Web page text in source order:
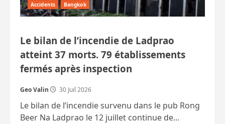
Accidents Bangkok
Le bilan de l’incendie de Ladprao
atteint 37 morts. 79 établissements
fermés après inspection
Geo Valin 30 Juil 2026
Le bilan de l’incendie survenu dans le pub Rong
Beer Na Ladprao le 12 juillet continue de...